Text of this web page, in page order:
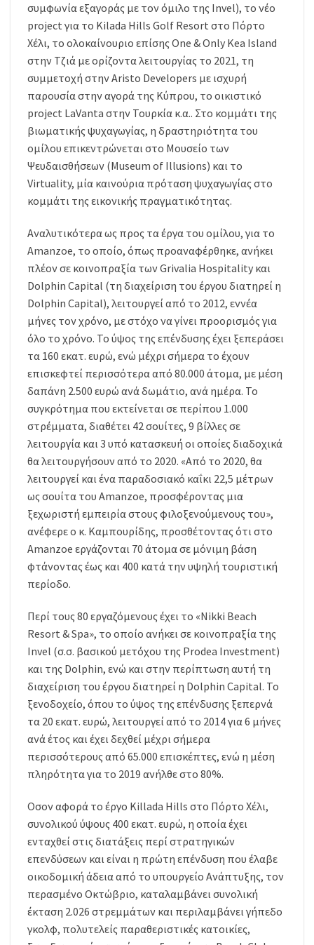
συμφωνία εξαγοράς με τον όμιλο της Invel), το νέο
project για το Kilada Hills Golf Resort στο Πόρτο
Χέλι, το ολοκαίνουριο επίσης One & Only Kea Island
στην Τζιά με ορίζοντα λειτουργίας το 2021, τη
συμμετοχή στην Aristo Developers με ισχυρή
παρουσία στην αγορά της Κύπρου, το οικιστικό
project LaVanta στην Τουρκία κ.α.. Στο κομμάτι της
βιωματικής ψυχαγωγίας, η δραστηριότητα του
ομίλου επικεντρώνεται στο Μουσείο των
Ψευδαισθήσεων (Μuseum of Illusions) και το
Virtuality, μία καινούρια πρόταση ψυχαγωγίας στο
κομμάτι της εικονικής πραγματικότητας.
Αναλυτικότερα ως προς τα έργα του ομίλου, για το
Amanzoe, το οποίο, όπως προαναφέρθηκε, ανήκει
πλέον σε κοινοπραξία των Grivalia Hospitality και
Dolphin Capital (τη διαχείριση του έργου διατηρεί η
Dolphin Capital), λειτουργεί από το 2012, εννέα
μήνες τον χρόνο, με στόχο να γίνει προορισμός για
όλο το χρόνο. Το ύψος της επένδυσης έχει ξεπεράσει
τα 160 εκατ. ευρώ, ενώ μέχρι σήμερα το έχουν
επισκεφτεί περισσότερα από 80.000 άτομα, με μέση
δαπάνη 2.500 ευρώ ανά δωμάτιο, ανά ημέρα. Το
συγκρότημα που εκτείνεται σε περίπου 1.000
στρέμματα, διαθέτει 42 σουίτες, 9 βίλλες σε
λειτουργία και 3 υπό κατασκευή οι οποίες διαδοχικά
θα λειτουργήσουν από το 2020. «Από το 2020, θα
λειτουργεί και ένα παραδοσιακό καΐκι 22,5 μέτρων
ως σουίτα του Amanzoe, προσφέροντας μια
ξεχωριστή εμπειρία στους φιλοξενούμενους του»,
ανέφερε ο κ. Καμπουρίδης, προσθέτοντας ότι στο
Amanzoe εργάζονται 70 άτομα σε μόνιμη βάση
φτάνοντας έως και 400 κατά την υψηλή τουριστική
περίοδο.
Περί τους 80 εργαζόμενους έχει το «Nikki Beach
Resort & Spa», το οποίο ανήκει σε κοινοπραξία της
Invel (σ.σ. βασικού μετόχου της Prodea Investment)
και της Dolphin, ενώ και στην περίπτωση αυτή τη
διαχείριση του έργου διατηρεί η Dolphin Capital. Το
ξενοδοχείο, όπου το ύψος της επένδυσης ξεπερνά
τα 20 εκατ. ευρώ, λειτουργεί από το 2014 για 6 μήνες
ανά έτος και έχει δεχθεί μέχρι σήμερα
περισσότερους από 65.000 επισκέπτες, ενώ η μέση
πληρότητα για το 2019 ανήλθε στο 80%.
Οσον αφορά το έργο Killada Hills στο Πόρτο Χέλι,
συνολικού ύψους 400 εκατ. ευρώ, η οποία έχει
ενταχθεί στις διατάξεις περί στρατηγικών
επενδύσεων και είναι η πρώτη επένδυση που έλαβε
οικοδομική άδεια από το υπουργείο Ανάπτυξης, τον
περασμένο Οκτώβριο, καταλαμβάνει συνολική
έκταση 2.026 στρεμμάτων και περιλαμβάνει γήπεδο
γκολφ, πολυτελείς παραθεριστικές κατοικίες,